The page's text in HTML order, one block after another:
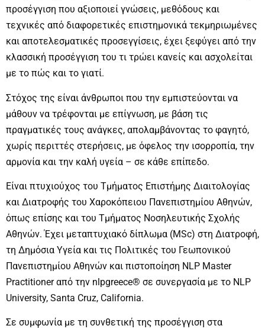
προσέγγιση που αξιοποιεί γνώσεις, μεθόδους και
τεχνικές από διαφορετικές επιστημονικά τεκμηριωμένες
και αποτελεσματικές προσεγγίσεις, έχει ξεφύγει από την
κλασσική προσέγγιση του τι τρώει κανείς και ασχολείται
με το πώς και το γιατί.
Στόχος της είναι άνθρωποι που την εμπιστεύονται να
μάθουν να τρέφονται με επίγνωση, με βάση τις
πραγματικές τους ανάγκες, απολαμβάνοντας το φαγητό,
χωρίς περιττές στερήσεις, με όφελος την ισορροπία, την
αρμονία και την καλή υγεία – σε κάθε επίπεδο.
Είναι πτυχιούχος του Τμήματος Επιστήμης Διαιτολογίας
και Διατροφής του Χαροκόπειου Πανεπιστημίου Αθηνών,
όπως επίσης και του Τμήματος Νοσηλευτικής Σχολής
Αθηνών. Έχει μεταπτυχιακό δίπλωμα (MSc) στη Διατροφή,
τη Δημόσια Υγεία και τις Πολιτικές του Γεωπονικού
Πανεπιστημίου Αθηνών και πιστοποίηση NLP Master
Practitioner από την nlpgreece® σε συνεργασία με το NLP
University, Santa Cruz, California.
Σε συμφωνία με τη συνθετική της προσέγγιση στα